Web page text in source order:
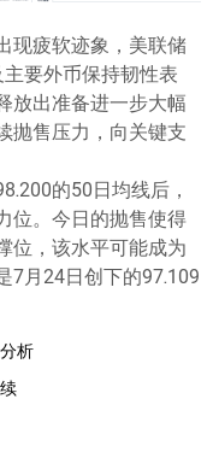
现疲软迹象，美联储
要外币保持韧性表
放出准备进一步大幅
抛售压力，向关键支
的50日均线后，
位。今日的抛售使得
位，该水平可能成为
7月24日创下的97.109
析